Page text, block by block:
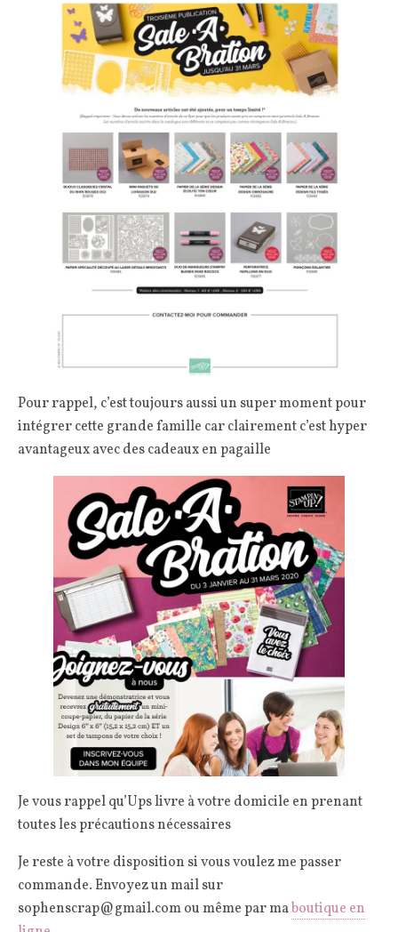
Pour rappel, c’est toujours aussi un super moment pour
intégrer cette grande famille car clairement c’est hyper
avantageux avec des cadeaux en pagaille
Je vous rappel qu’Ups livre à votre domicile en prenant
toutes les précautions nécessaires
Je reste à votre disposition si vous voulez me passer
commande. Envoyez un mail sur
sophenscrap@gmail.com ou même par maboutique en